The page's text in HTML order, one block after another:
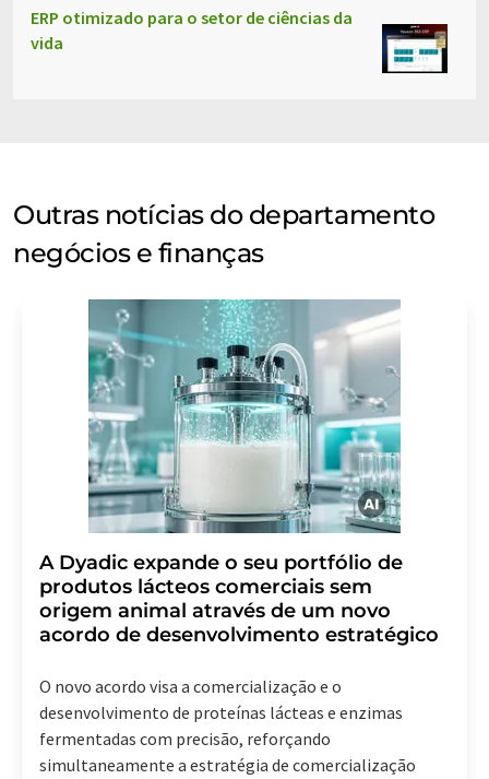
ERP otimizado para o setor de ciências da
vida
Outras notícias do departamento
negócios e finanças
A Dyadic expande o seu portfólio de
produtos lácteos comerciais sem
origem animal através de um novo
acordo de desenvolvimento estratégico
O novo acordo visa a comercialização e o
desenvolvimento de proteínas lácteas e enzimas
fermentadas com precisão, reforçando
simultaneamente a estratégia de comercialização